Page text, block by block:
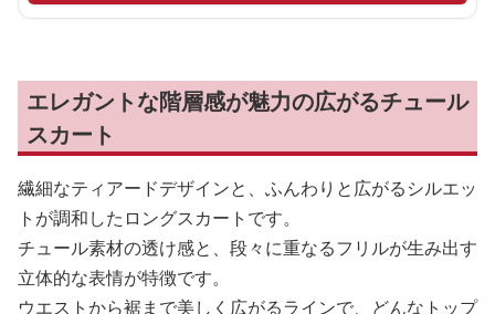
エレガントな階層感が魅力の広がるチュール
スカート
繊細なティアードデザインと、ふんわりと広がるシルエッ
トが調和したロングスカートです。
チュール素材の透け感と、段々に重なるフリルが生み出す
立体的な表情が特徴です。
ウエストから裾まで美しく広がるラインで、どんなトップ